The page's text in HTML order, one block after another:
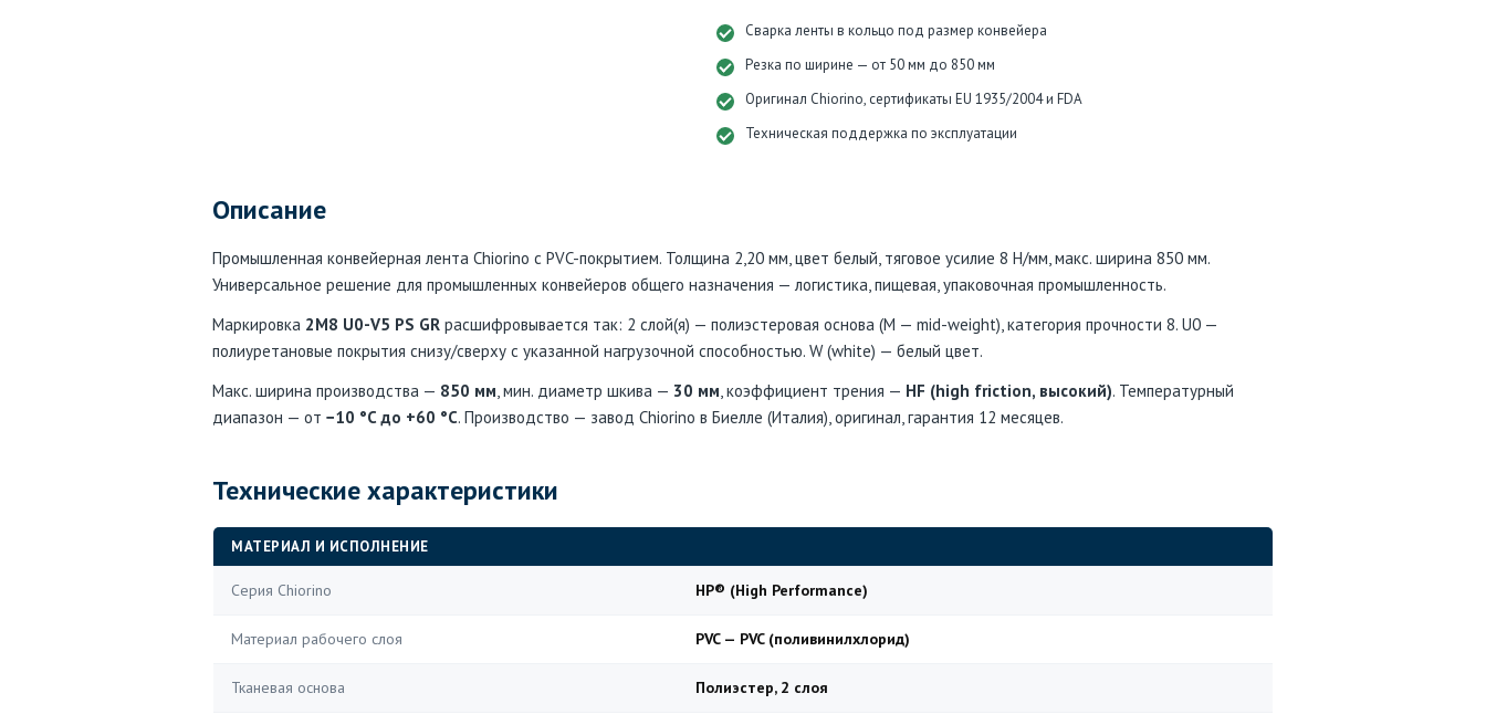
Сварка ленты в кольцо под размер конвейера
Резка по ширине — от 50 мм до 850 мм
Оригинал Chiorino, сертификаты EU 1935/2004 и FDA
Техническая поддержка по эксплуатации
Описание
Промышленная конвейерная лента Chiorino с PVC-покрытием. Толщина 2,20 мм, цвет белый, тяговое усилие 8 Н/мм, макс. ширина 850 мм.
Универсальное решение для промышленных конвейеров общего назначения — логистика, пищевая, упаковочная промышленность.
Маркировка 2M8 U0-V5 PS GR расшифровывается так: 2 слой(я) — полиэстеровая основа (M — mid-weight), категория прочности 8. U0 —
полиуретановые покрытия снизу/сверху с указанной нагрузочной способностью. W (white) — белый цвет.
Макс. ширина производства — 850 мм, мин. диаметр шкива — 30 мм, коэффициент трения — HF (high friction, высокий). Температурный
диапазон — от −10 °C до +60 °C. Производство — завод Chiorino в Биелле (Италия), оригинал, гарантия 12 месяцев.
Технические характеристики
МАТЕРИАЛ И ИСПОЛНЕНИЕ
Серия Chiorino HP® (High Performance)
Материал рабочего слоя PVC — PVC (поливинилхлорид)
Тканевая основа Полиэстер, 2 слоя